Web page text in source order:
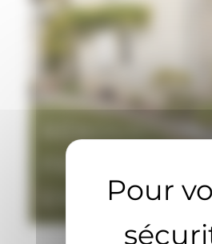
Fenêtres
RÉNOVATION
EN PVC